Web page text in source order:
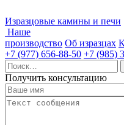
Изразцовые камины и печи
Наше
производство Об изразцах
+7 (977) 656-88-50 +7 (985)
Найти:
Получить консультацию